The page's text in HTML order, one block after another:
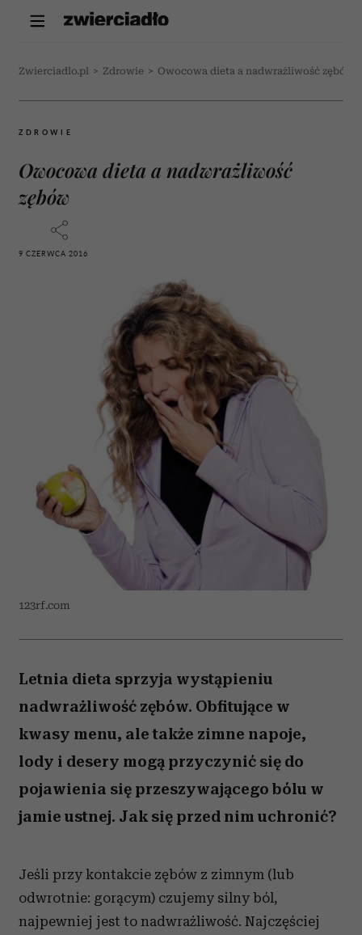
Zwierciadlo.pl > Zdrowie > Owocowa dieta a nadwrażliwość zębów
ZDROWIE
Owocowa dieta a nadwrażliwość
zębów
9 CZERWCA 2016
123rf.com
Letnia dieta sprzyja wystąpieniu
nadwrażliwość zębów. Obfitujące w
kwasy menu, ale także zimne napoje,
lody i desery mogą przyczynić się do
pojawienia się przeszywającego bólu w
jamie ustnej. Jak się przed nim uchronić?
Jeśli przy kontakcie zębów z zimnym (lub
odwrotnie: gorącym) czujemy silny ból,
najpewniej jest to nadwrażliwość. Najczęściej